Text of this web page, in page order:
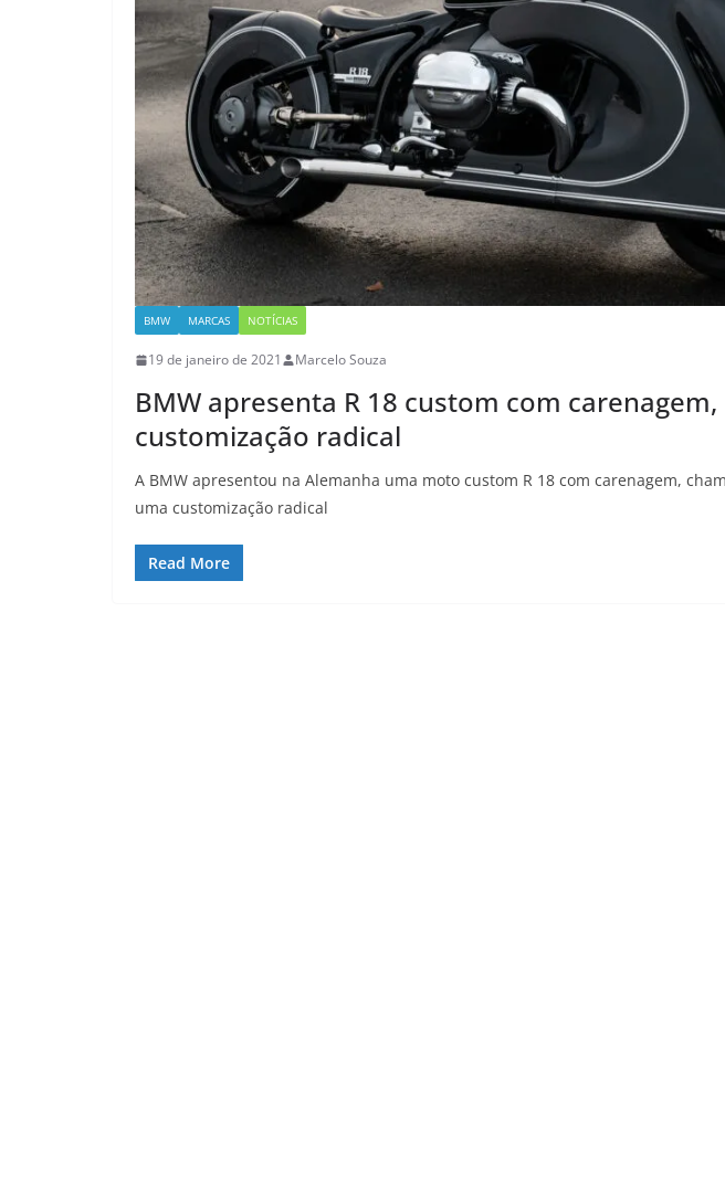
BMW MARCAS NOTÍCIAS
19 de janeiro de 2021 Marcelo Souza
BMW apresenta R 18 custom com carenagem,
customização radical
A BMW apresentou na Alemanha uma moto custom R 18 com carenagem,
uma customização radical
Read More